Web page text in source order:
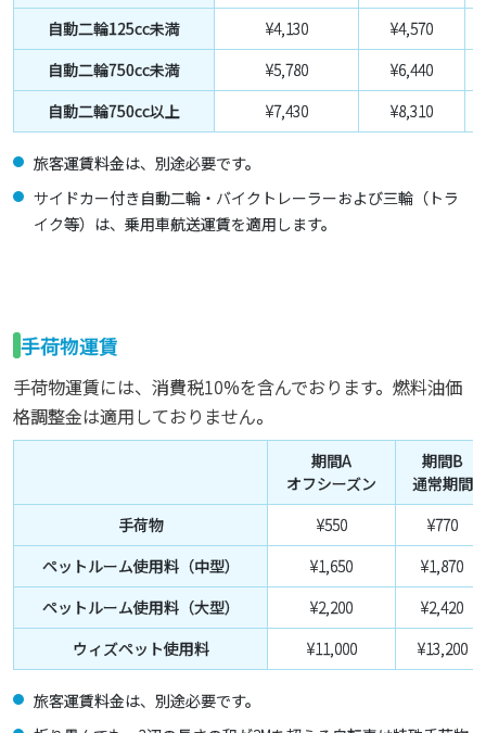
自動二輪125cc未満
¥4,130
¥4,570
自動二輪750cc未満
¥5,780
¥6,440
自動二輪750cc以上
¥7,430 ¥8,310
旅客運賃料金は、別途必要です。
サイドカー付き自動二輪・バイクトレーラーおよび三輪（トラ
イク等）は、乗用車航送運賃を適用します。
手荷物運賃
手荷物運賃には、消費税10%を含んでおります。燃料油価
格調整金は適用しておりません。
期間A
オフシーズン
期間B
通常期間
手荷物
¥550
¥770
ペットルーム使用料（中型）
¥1,650
¥1,870
ペットルーム使用料（大型）
¥2,200
¥2,420
ウィズペット使用料
¥11,000 ¥13,200
旅客運賃料金は、別途必要です。